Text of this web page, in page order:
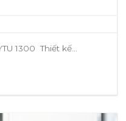
1300 Thiết kế...